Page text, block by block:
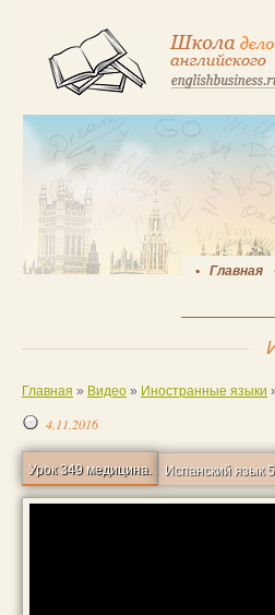
Главная
Главная » Видео » Иностранные языки
4.11.2016
Урок 349 медицина.